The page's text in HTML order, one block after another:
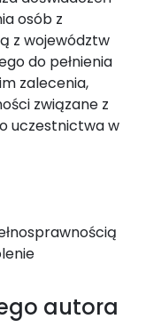
osób z
z województw
do pełnienia
zalecenia,
związane z
uczestnictwa w
autora